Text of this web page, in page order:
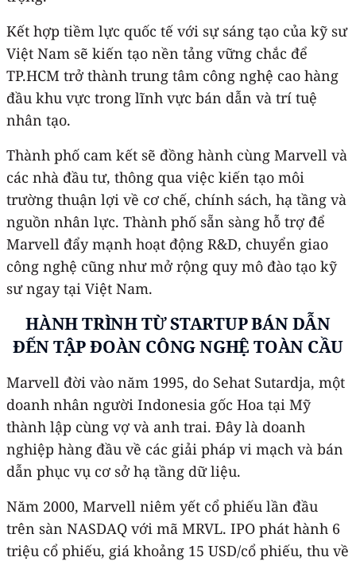
Kết hợp tiềm lực quốc tế với sự sáng tạo của kỹ sư
Việt Nam sẽ kiến tạo nền tảng vững chắc để
TP.HCM trở thành trung tâm công nghệ cao hàng
đầu khu vực trong lĩnh vực bán dẫn và trí tuệ
nhân tạo.
Thành phố cam kết sẽ đồng hành cùng Marvell và
các nhà đầu tư, thông qua việc kiến tạo môi
trường thuận lợi về cơ chế, chính sách, hạ tầng và
nguồn nhân lực. Thành phố sẵn sàng hỗ trợ để
Marvell đẩy mạnh hoạt động R&D, chuyển giao
công nghệ cũng như mở rộng quy mô đào tạo kỹ
sư ngay tại Việt Nam.
HÀNH TRÌNH TỪ STARTUP BÁN DẪN
ĐẾN TẬP ĐOÀN CÔNG NGHỆ TOÀN CẦU
Marvell đời vào năm 1995, do Sehat Sutardja, một
doanh nhân người Indonesia gốc Hoa tại Mỹ
thành lập cùng vợ và anh trai. Đây là doanh
nghiệp hàng đầu về các giải pháp vi mạch và bán
dẫn phục vụ cơ sở hạ tầng dữ liệu.
Năm 2000, Marvell niêm yết cổ phiếu lần đầu
trên sàn NASDAQ với mã MRVL. IPO phát hành 6
triệu cổ phiếu, giá khoảng 15 USD/cổ phiếu, thu về